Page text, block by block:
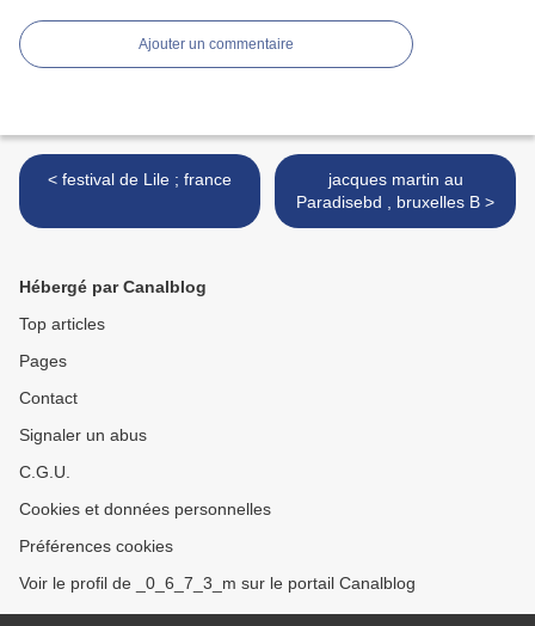
Ajouter un commentaire
< festival de Lile ; france
jacques martin au
Paradisebd , bruxelles B >
Hébergé par Canalblog
Top articles
Pages
Contact
Signaler un abus
C.G.U.
Cookies et données personnelles
Préférences cookies
Voir le profil de _0_6_7_3_m sur le portail Canalblog